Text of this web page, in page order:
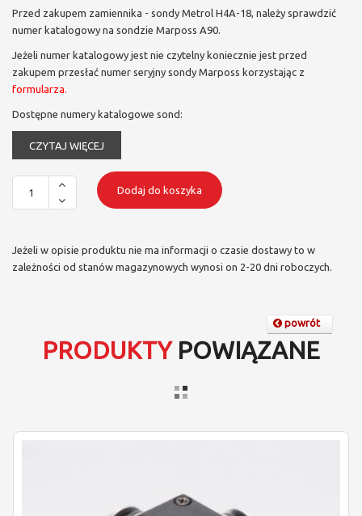
Przed zakupem zamiennika - sondy Metrol H4A-18, należy sprawdzić
numer katalogowy na sondzie Marposs A90.
Jeżeli numer katalogowy jest nie czytelny koniecznie jest przed
zakupem przesłać numer seryjny sondy Marposs korzystając z
formularza.
Dostępne numery katalogowe sond:
CZYTAJ WIĘCEJ
Dodaj do koszyka
Jeżeli w opisie produktu nie ma informacji o czasie dostawy to w
zależności od stanów magazynowych wynosi on 2-20 dni roboczych.
powrót
PRODUKTYPOWIĄZANE